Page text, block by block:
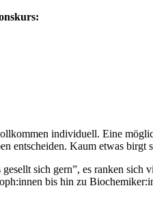
individuell. Eine
entscheiden. Kaum etwas
sich gern”, es ranken
bis hin zu